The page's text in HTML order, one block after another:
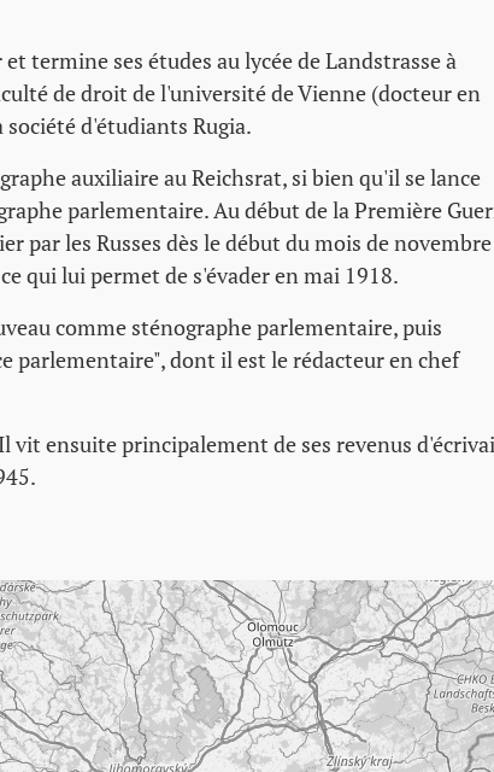
termine ses études au lycée de Landstrasse à
de droit de l'université de Vienne (docteur en
d'étudiants Rugia.
auxiliaire au Reichsrat, si bien qu'il se lance
parlementaire. Au début de la Première
par les Russes dès le début du mois de novembre
qui lui permet de s'évader en mai 1918.
comme sténographe parlementaire, puis
parlementaire", dont il est le rédacteur en chef
vit ensuite principalement de ses revenus